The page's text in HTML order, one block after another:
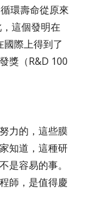
環壽命從原來
這個發明在
際上得到了
獎（R&D 100
力的，這些膜
知道，這種研
是容易的事。
師，是值得慶